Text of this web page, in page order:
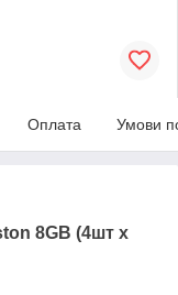
Оплата Умови
8GB (4шт x